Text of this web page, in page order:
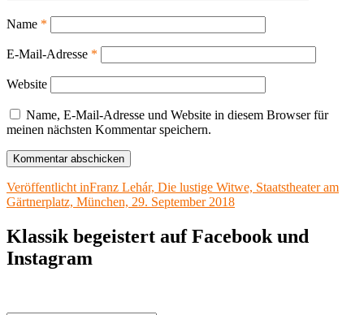
Name *
E-Mail-Adresse *
Website
Name, E-Mail-Adresse und Website in diesem Browser für
meinen nächsten Kommentar speichern.
Beitragsnavigation
Veröffentlicht inFranz Lehár, Die lustige Witwe, Staatstheater am
Gärtnerplatz, München, 29. September 2018
Klassik begeistert auf Facebook und
Instagram